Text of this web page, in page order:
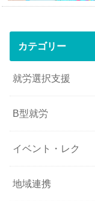
カテゴリー
就労選択支援
B型就労
イベント・レク
地域連携